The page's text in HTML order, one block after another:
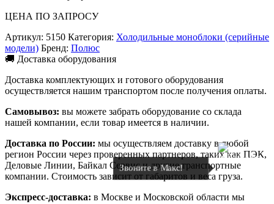
ЦЕНА ПО ЗАПРОСУ
Артикул: 5150 Категория: Холодильные моноблоки (серийные
модели) Бренд: Полюс
🚚 Доставка оборудования
Доставка комплектующих и готового оборудования
осуществляется нашим транспортом после получения оплаты.
Самовывоз: вы можете забрать оборудование со склада
нашей компании, если товар имеется в наличии.
Доставка по России: мы осуществляем доставку в любой
регион России через проверенных партнеров, таких как ПЭК,
Деловые Линии, Байкал Сервис и другие транспортные
компании. Стоимость зависит от габаритов и веса груза.
Экспресс-доставка: в Москве и Московской области мы
Звоните в Макс!